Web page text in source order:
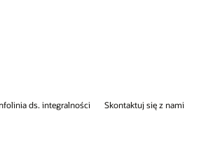
ds. integralności Skontaktuj się z nami